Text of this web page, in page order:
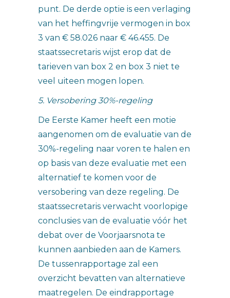
punt. De derde optie is een verlaging
van het heffingvrije vermogen in box
3 van € 58.026 naar € 46.455. De
staatssecretaris wijst erop dat de
tarieven van box 2 en box 3 niet te
veel uiteen mogen lopen.
5. Versobering 30%-regeling
De Eerste Kamer heeft een motie
aangenomen om de evaluatie van de
30%-regeling naar voren te halen en
op basis van deze evaluatie met een
alternatief te komen voor de
versobering van deze regeling. De
staatssecretaris verwacht voorlopige
conclusies van de evaluatie vóór het
debat over de Voorjaarsnota te
kunnen aanbieden aan de Kamers.
De tussenrapportage zal een
overzicht bevatten van alternatieve
maatregelen. De eindrapportage